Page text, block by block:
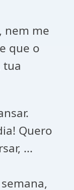
nem me
que o
tua
Quero
...